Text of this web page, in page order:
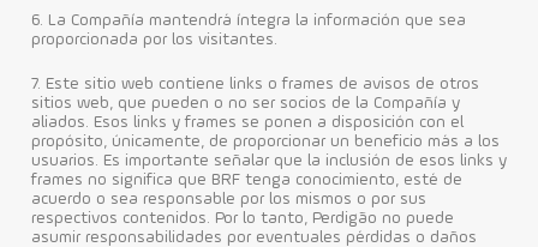
6. La Compañía mantendrá íntegra la información que sea
proporcionada por los visitantes.
7. Este sitio web contiene links o frames de avisos de otros
sitios web, que pueden o no ser socios de la Compañía y
aliados. Esos links y frames se ponen a disposición con el
propósito, únicamente, de proporcionar un beneficio más a los
usuarios. Es importante señalar que la inclusión de esos links y
frames no significa que BRF tenga conocimiento, esté de
acuerdo o sea responsable por los mismos o por sus
respectivos contenidos. Por lo tanto, Perdigão no puede
asumir responsabilidades por eventuales pérdidas o daños